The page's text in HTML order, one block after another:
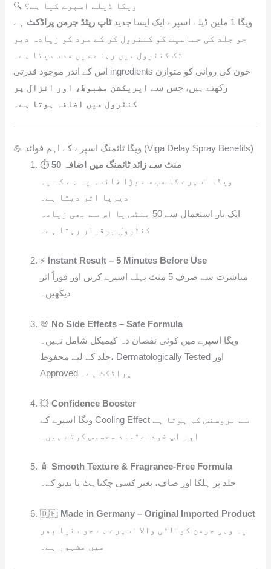
🔍 ویگا ڈیلے اسپرے کیا ہے؟
ویگا 1 ملین ڈیلے اسپرے ایک ایسا جدید
ٹاپ ریٹڈ جرمن پراڈکٹ ہے
جو جلد کی حساسیت کو کنٹرول کر کے مرد کو زیادہ دیر
تک کنٹرول میں رہنے میں مدد دیتا ہے۔
اس کے اندر موجود قدرتی ingredients خون کی روانی کو متوازن
رکھتے ہیں، جس سے ایریکشن مضبوط، اور انزال پر
کنٹرول میں اضافہ ہوتا ہے۔
💪 ویگا ٹائمنگ اسپرے کے اہم فوائد (Viga Delay Spray Benefits)
⏱️
50 منٹ سے زائد ٹائمنگ میں اضافہ
ویگا اسپرے کا سب سے بڑا فائدہ یہ ہے کہ یہ
دیرپا اثر دیتا ہے۔
ایک بار استعمال سے 50 منٹس یا اس سے بھی زیادہ
کنٹرول برقرار رہتا ہے۔
⚡ Instant Result – 5 Minutes Before Use
مباشرت سے صرف 5 منٹ پہلے اسپرے کریں اور فوراً اثر
دیکھیں۔
💯 No Side Effects – Safe Formula
ویگا اسپرے میں کوئی نقصان دہ کیمیکل شامل نہیں۔
جلد کے لیے محفوظ، Dermatologically Tested اور
Approved پراڈکٹ ہے۔
💥Confidence Booster
ویگا اسپرے کے Cooling Effect سے نروسنس کم ہوتا ہے
اور آپ خوداعتماد محسوس کرتے ہیں۔
🧴Smooth Texture & Fragrance-Free Formula
جلد پر ہلکا اور صاف، بغیر کسی چکناہٹ یا بدبو کے۔
🇩🇪 Made in Germany – Original Imported Product
یہ وہی جرمن کوالٹی والا اسپرے ہے جو دنیا بھر
میں مشہور ہے۔